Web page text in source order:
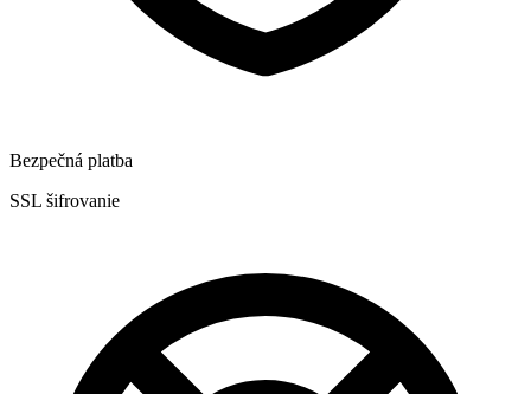
Bezpečná platba
SSL šifrovanie